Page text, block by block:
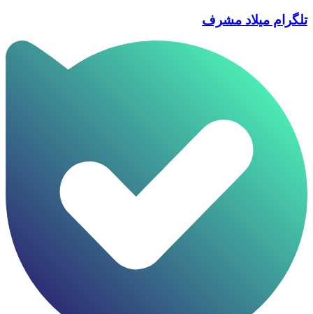
تلگرام میلاد مشرف